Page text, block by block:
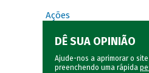
Ações
DÊ SUA OPINIÃO
Ajude-nos a aprimorar o site
preenchendo uma rápida